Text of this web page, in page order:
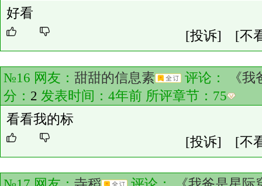
好看
[投诉]
[不
№16 网友： 甜甜的信息素 评论：
《
分： 2 发表时间：4年前 所评章节： 75
看看我的标
[投诉]
[不